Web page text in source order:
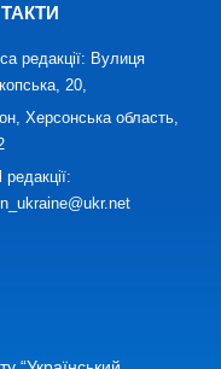
редакції: Вулиця
20,
Херсонська область,